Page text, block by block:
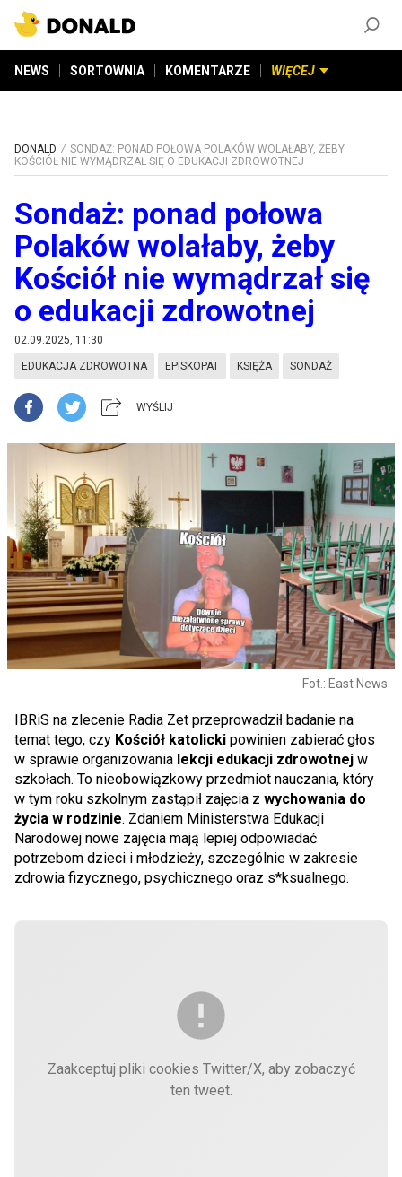
NEWS SORTOWNIA KOMENTARZE WIĘCEJ
DONALD
SONDAŻ: PONAD POŁOWA POLAKÓW WOLAŁABY, ŻEBY
KOŚCIÓŁ NIE WYMĄDRZAŁ SIĘ O EDUKACJI ZDROWOTNEJ
Sondaż: ponad połowa
Polaków wolałaby, żeby
Kościół nie wymądrzał się
o edukacji zdrowotnej
02.09.2025, 11:30
EDUKACJA ZDROWOTNA EPISKOPAT KSIĘŻA SONDAŻ
WYŚLIJ
Fot.: East News
IBRiS na zlecenie Radia Zet przeprowadził badanie na
temat tego, czy Kościół katolicki powinien zabierać głos
w sprawie organizowania lekcji edukacji zdrowotnej w
szkołach. To nieobowiązkowy przedmiot nauczania, który
w tym roku szkolnym zastąpił zajęcia z wychowania do
życia w rodzinie. Zdaniem Ministerstwa Edukacji
Narodowej nowe zajęcia mają lepiej odpowiadać
potrzebom dzieci i młodzieży, szczególnie w zakresie
zdrowia fizycznego, psychicznego oraz s*ksualnego.
Zaakceptuj pliki cookies Twitter/X, aby zobaczyć
ten tweet.